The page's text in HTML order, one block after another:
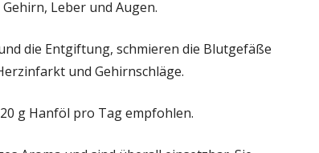
Leber und Augen.
die Entgiftung, schmieren die Blutgefäße
und Gehirnschläge.
g Hanföl pro Tag empfohlen.